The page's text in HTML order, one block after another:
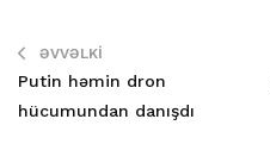
ƏVVƏLKI
Putin həmin dron
hücumundan danışdı